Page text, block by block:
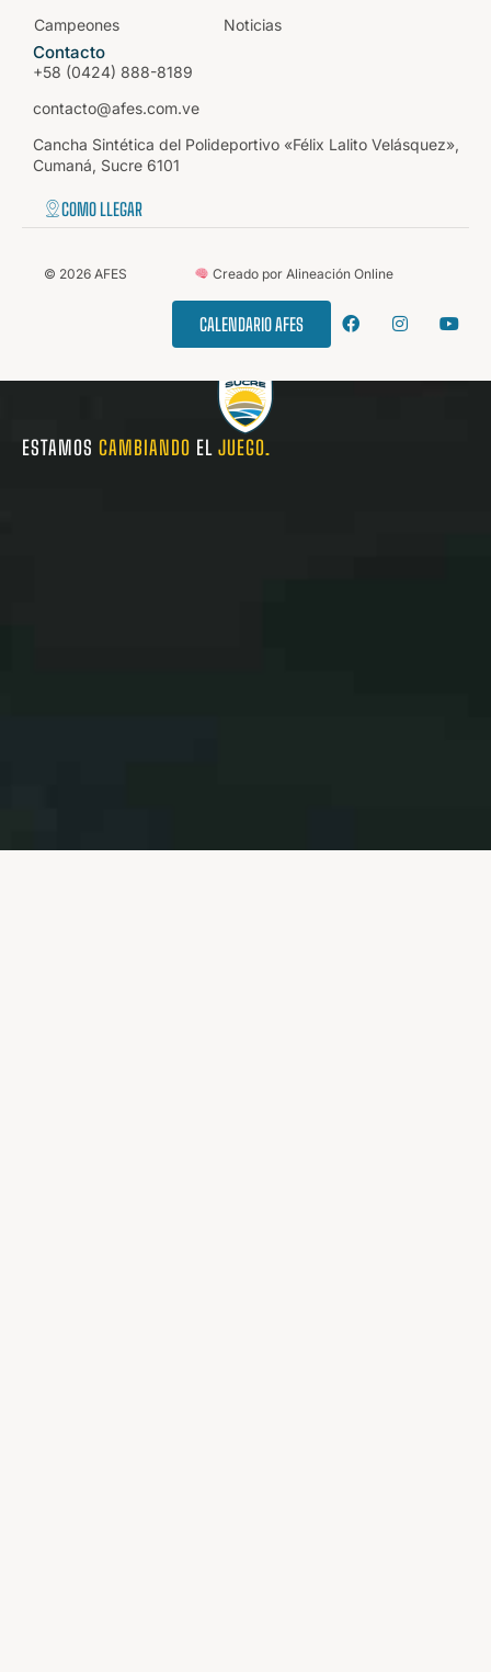
Campeones Noticias
Contacto
+58 (0424) 888-8189
contacto@afes.com.ve
Cancha Sintética del Polideportivo «Félix Lalito Velásquez»,
Cumaná, Sucre 6101
COMO LLEGAR
© 2026AFES Creado por Alineación Online
CALENDARIO AFES
ESTAMOS CAMBIANDO EL JUEGO.